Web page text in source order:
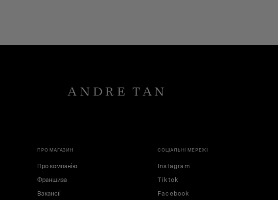
ПРО МАГАЗИН
Про компанію
Франшиза
Вакансії
СОЦІАЛЬНІ МЕРЕЖІ
Instagram
Tiktok
Facebook